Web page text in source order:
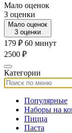
Мало оценок
3 оценки
Мало оценок
3 оценки
179 ₽ 60 минут
2500 ₽
Категории
Популярные
Наборы на
Пицца
Паста